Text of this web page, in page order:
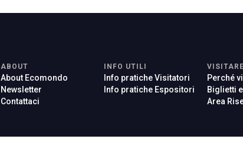
ABOUT
About Ecomondo
Newsletter
Contattaci
INFO UTILI
Info pratiche Visitatori
Info pratiche Espositori
VISITARE
Perché
Biglietti
Area